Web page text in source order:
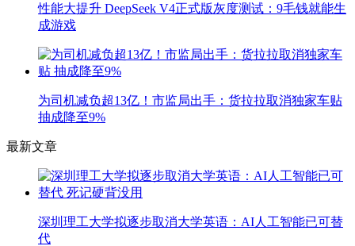
性能大提升 DeepSeek V4正式版灰度测试：9毛钱就能生
成游戏
为司机减负超13亿！市监局出手：货拉拉取消独家车贴
抽成降至9%
最新文章
深圳理工大学拟逐步取消大学英语：AI人工智能已可替
代